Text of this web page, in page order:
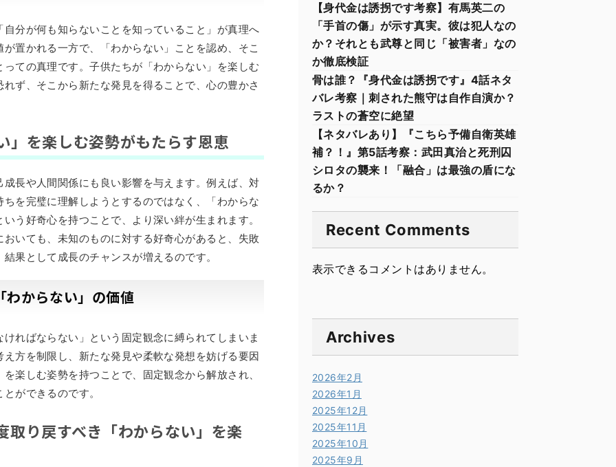
分が何も知らないことを知っていること」が真理へ
置かれる一方で、「わからない」ことを認め、そこ
ての真理です。子供たちが「わからない」を楽しむ
ず、そこから新たな発見を得ることで、心の豊かさ
」を楽しむ姿勢がもたらす恩恵
成長や人間関係にも良い影響を与えます。例えば、対
を完璧に理解しようとするのではなく、「わからな
う好奇心を持つことで、より深い絆が生まれます。
いても、未知のものに対する好奇心があると、失敗
果として成長のチャンスが増えるのです。
わからない」の価値
ればならない」という固定観念に縛られてしまいま
方を制限し、新たな発見や柔軟な発想を妨げる要因
楽しむ姿勢を持つことで、固定観念から解放され、
ができるのです。
取り戻すべき「わからない」を楽
【身代金は誘拐です考察】有馬英二の
「手首の傷」が示す真実。彼は犯人なの
か？それとも武尊と同じ「被害者」なの
か徹底検証
骨は誰？『身代金は誘拐です』4話ネタ
バレ考察｜刺された熊守は自作自演か？
ラストの蒼空に絶望
【ネタバレあり】『こちら予備自衛英雄
補？！』第5話考察：武田真治と死刑囚
シロタの襲来！「融合」は最強の盾にな
るか？
Recent Comments
表示できるコメントはありません。
Archives
2026年2月
2026年1月
2025年12月
2025年11月
2025年10月
2025年9月